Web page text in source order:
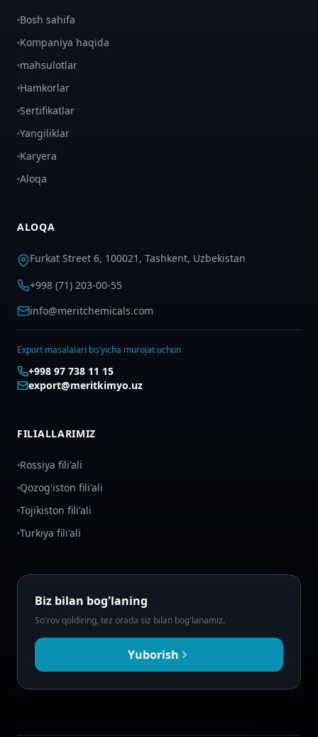
Bosh sahifa
Kompaniya haqida
mahsulotlar
Hamkorlar
Sertifikatlar
Yangiliklar
Karyera
Aloqa
ALOQA
Furkat Street 6, 100021, Tashkent, Uzbekistan
+998 (71) 203-00-55
info@meritchemicals.com
Export masalalari bo'yicha murojat uchun
+998 97 738 11 15
export@meritkimyo.uz
FILIALLARIMIZ
Rossiya fili'ali
Qozog'iston fili'ali
Tojikiston fili'ali
Turkiya fili'ali
Biz bilan bog'laning
So'rov qoldiring, tez orada siz bilan bog'lanamiz.
Yuborish